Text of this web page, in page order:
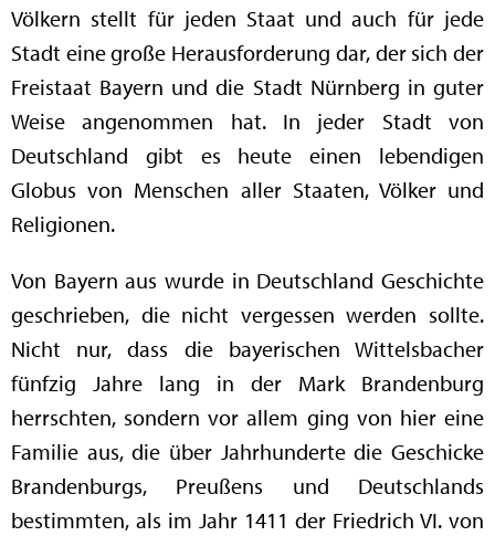
Völkern stellt für jeden Staat und auch für jede
Stadt eine große Herausforderung dar, der sich der
Freistaat Bayern und die Stadt Nürnberg in guter
Weise angenommen hat. In jeder Stadt von
Deutschland gibt es heute einen lebendigen
Globus von Menschen aller Staaten, Völker und
Religionen.
Von Bayern aus wurde in Deutschland Geschichte
geschrieben, die nicht vergessen werden sollte.
Nicht nur, dass die bayerischen Wittelsbacher
fünfzig Jahre lang in der Mark Brandenburg
herrschten, sondern vor allem ging von hier eine
Familie aus, die über Jahrhunderte die Geschicke
Brandenburgs, Preußens und Deutschlands
bestimmten, als im Jahr 1411 der Friedrich VI. von